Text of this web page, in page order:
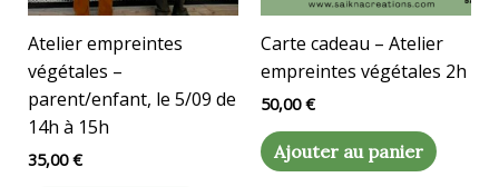
Atelier empreintes
végétales –
parent/enfant, le 5/09 de
14h à 15h
35,00€
Carte cadeau – Atelier
empreintes végétales 2h
50,00€
Ajouter au panier